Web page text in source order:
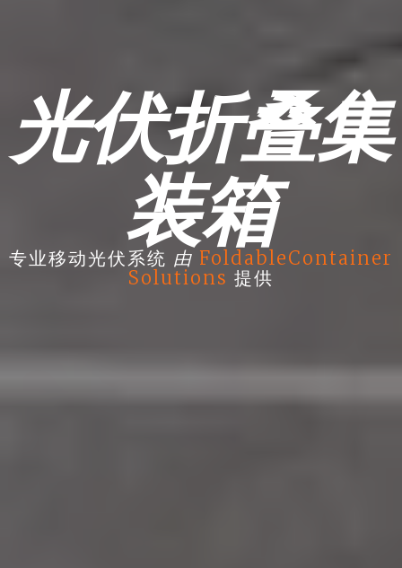
光伏折叠集
装箱
专业移动光伏系统 由 FoldableContainer
Solutions 提供